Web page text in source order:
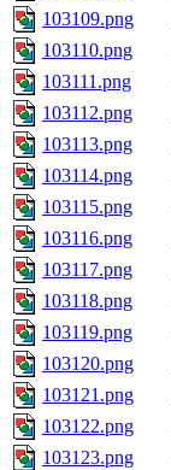
103109.png
103110.png
103111.png
103112.png
103113.png
103114.png
103115.png
103116.png
103117.png
103118.png
103119.png
103120.png
103121.png
103122.png
103123.png